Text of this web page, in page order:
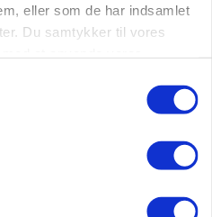
eller som de har indsamlet
Du samtykker til vores